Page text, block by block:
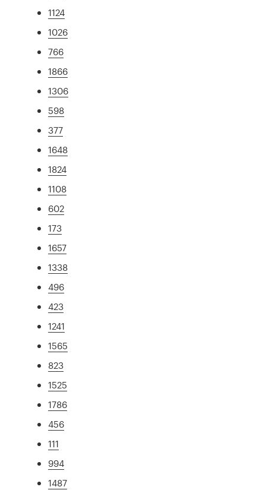
1124
1026
766
1866
1306
598
377
1648
1824
1108
602
173
1657
1338
496
423
1241
1565
823
1525
1786
456
111
994
1487